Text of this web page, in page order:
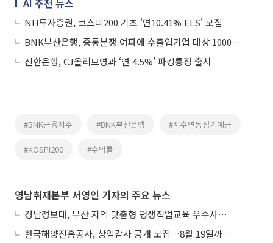
AI 추천 뉴스
NH투자증권, 코스피200 기초 '연10.41% ELS' 모집
BNK부산은행, 중동분쟁 여파에 수출입기업 대상 1000억 특화대출 지원
신한은행, CJ올리브영과 ‘연 4.5%’ 파킹통장 출시
#BNK금융지주 #BNK부산은행 #지수연동정기예금
#KOSPI200 #수익률
영남취재본부 서영인 기자의 주요 뉴스
경남정보대, 부산 지역 맞춤형 평생직업교육 우수사례로 혁신 주도
한국해양진흥공사, 상임감사 공개 모집…8월 19일까지 접수